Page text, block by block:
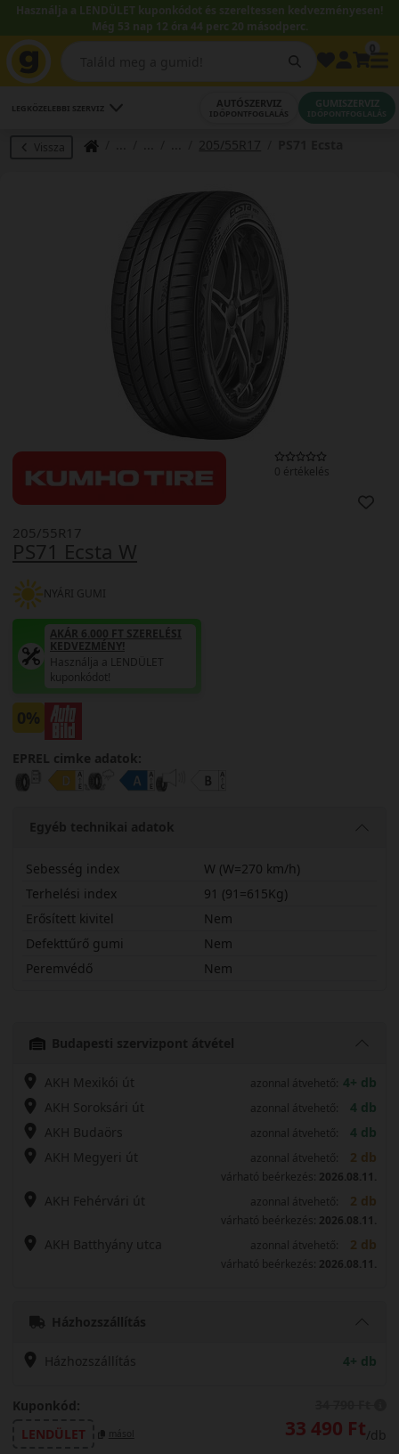
Használja a LENDÜLET kuponkódot és szereltessen kedvezményesen!
Még 53 nap 12 óra 44 perc 19 másodperc.
LEGKÖZELEBBI SZERVIZ AUTÓSZERVIZ
IDŐPONTFOGLALÁS
GUMISZERVIZ
IDŐPONTFOGLALÁS
Vissza 205/55R17
0 értékelés
PS71 Ecsta W
205/55R17
NYÁRI GUMI
AKÁR 6.000 FT SZERELÉSI
KEDVEZMÉNY!
Használja a LENDÜLET
kuponkódot!
0%
EPREL cimke adatok:
Egyéb technikai adatok
Sebesség index
W (W=270 km/h)
Terhelési index
91 (91=615Kg)
Erősített kivitel
Nem
Defekttűrő gumi
Nem
Peremvédő
Nem
Budapesti szervizpont átvétel
AKH Mexikói út azonnal átvehető: 4+ db
AKH Soroksári út
azonnal átvehető:
4 db
AKH Budaörs
azonnal átvehető:
4 db
AKH Megyeri út
azonnal átvehető: 2 db
várható beérkezés: 2026.08.11.
AKH Fehérvári út azonnal átvehető: 2 db
várható beérkezés: 2026.08.11.
AKH Batthyány utca azonnal átvehető: 2 db
várható beérkezés: 2026.08.11.
Házhozszállítás
Házhozszállítás 4+ db
Kuponkód:
LENDÜLET
másol 33 490 Ft/db